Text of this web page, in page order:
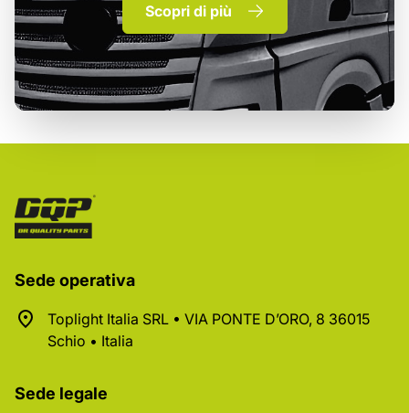
Scopri di più
Sede operativa
Toplight Italia SRL • VIA PONTE D’ORO, 8 36015
Schio • Italia
Sede legale